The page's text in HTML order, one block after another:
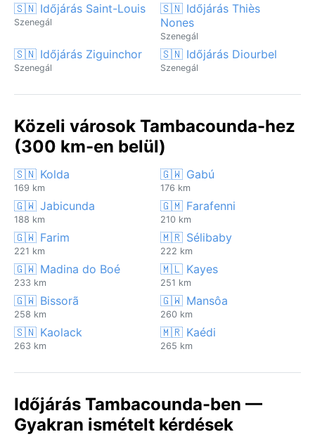
🇸🇳 Időjárás Saint-Louis
Szenegál
🇸🇳 Időjárás Thiès
Nones
Szenegál
🇸🇳 Időjárás Ziguinchor
Szenegál
🇸🇳 Időjárás Diourbel
Szenegál
Közeli városok Tambacounda-hez
(300 km-en belül)
🇸🇳 Kolda
169 km
🇬🇼 Gabú
176 km
🇬🇼 Jabicunda
188 km
🇬🇲 Farafenni
210 km
🇬🇼 Farim
221 km
🇲🇷 Sélibaby
222 km
🇬🇼 Madina do Boé
233 km
🇲🇱 Kayes
251 km
🇬🇼 Bissorã
258 km
🇬🇼 Mansôa
260 km
🇸🇳 Kaolack
263 km
🇲🇷 Kaédi
265 km
Időjárás Tambacounda-ben —
Gyakran ismételt kérdések